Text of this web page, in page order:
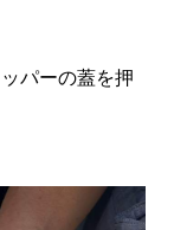
パーの蓋を押